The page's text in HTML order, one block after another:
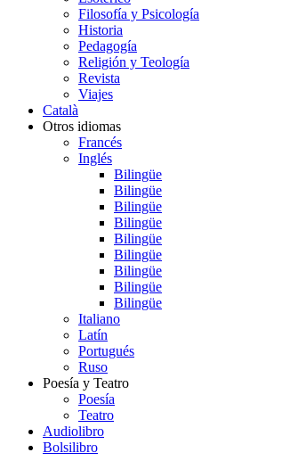
Filosofía y Psicología
Historia
Pedagogía
Religión y Teología
Revista
Viajes
Català
Otros idiomas
Francés
Inglés
Bilingüe
Bilingüe
Bilingüe
Bilingüe
Bilingüe
Bilingüe
Bilingüe
Bilingüe
Bilingüe
Italiano
Latín
Portugués
Ruso
Poesía y Teatro
Poesía
Teatro
Audiolibro
Bolsilibro